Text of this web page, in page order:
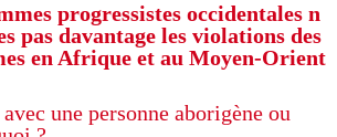
progressistes occidentales n
pas davantage les violations des
en Afrique et au Moyen-Orient